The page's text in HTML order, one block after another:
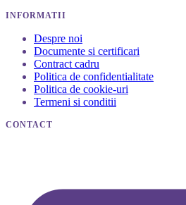
INFORMATII
Despre noi
Documente si certificari
Contract cadru
Politica de confidentialitate
Politica de cookie-uri
Termeni si conditii
CONTACT